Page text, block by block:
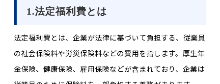
1.法定福利費とは
法定福利費とは、企業が法律に基づいて負担する、従業員
の社会保険料や労災保険料などの費用を指します。厚生年
金保険、健康保険、雇用保険などが含まれており、企業は